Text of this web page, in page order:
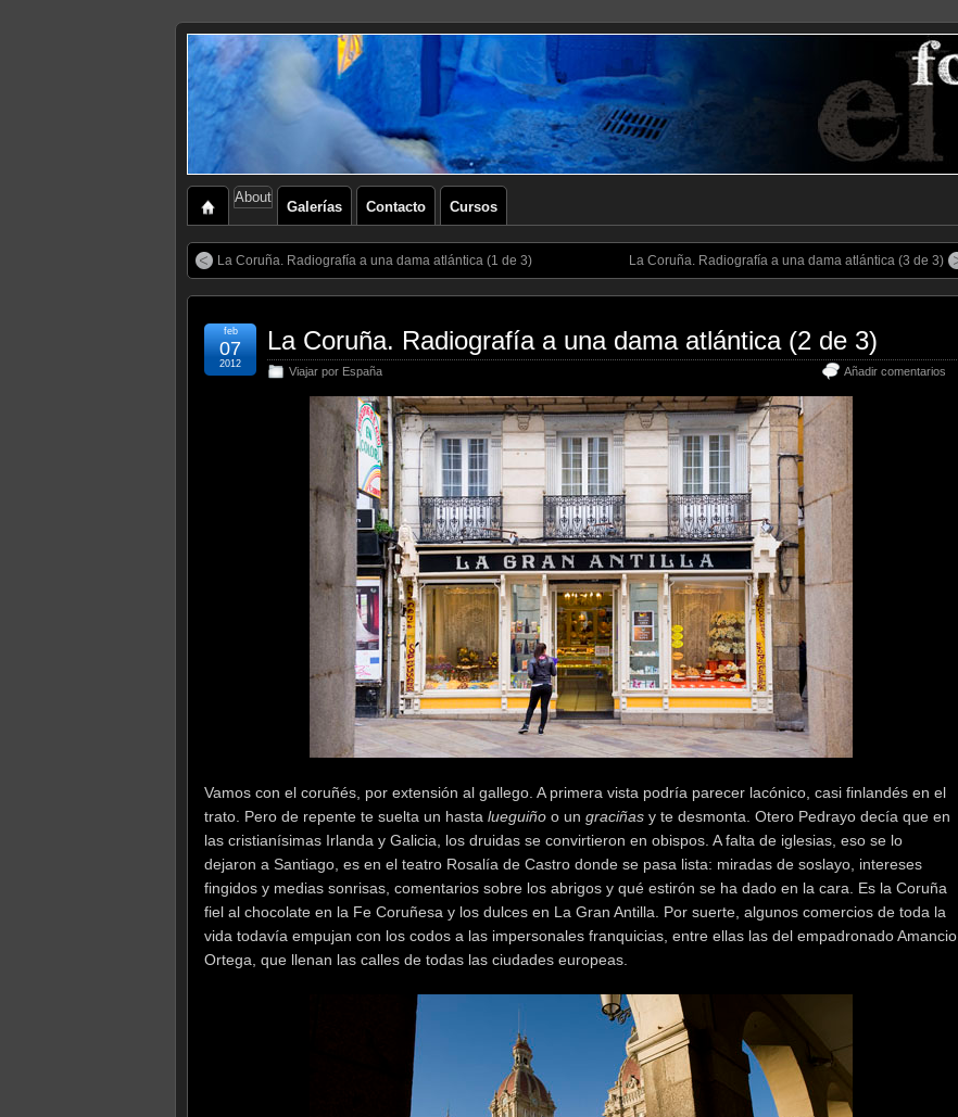
About
Galerías Contacto Cursos
La Coruña. Radiografía a una dama atlántica (1 de 3) La Coruña. Radiografía a una dama atlántica (3 de 3)
La Coruña. Radiografía a una dama atlántica (2 de 3)
Viajar por España Añadir comentarios
feb
07
2012
Vamos con el coruñés, por extensión al gallego. A primera vista podría parecer lacónico, casi finlandés en el
trato. Pero de repente te suelta un hasta lueguiño o un graciñas y te desmonta. Otero Pedrayo decía que en
las cristianísimas Irlanda y Galicia, los druidas se convirtieron en obispos. A falta de iglesias, eso se lo
dejaron a Santiago, es en el teatro Rosalía de Castro donde se pasa lista: miradas de soslayo, intereses
fingidos y medias sonrisas, comentarios sobre los abrigos y qué estirón se ha dado en la cara. Es la Coruña
fiel al chocolate en la Fe Coruñesa y los dulces en La Gran Antilla. Por suerte, algunos comercios de toda la
vida todavía empujan con los codos a las impersonales franquicias, entre ellas las del empadronado Amancio
Ortega, que llenan las calles de todas las ciudades europeas.